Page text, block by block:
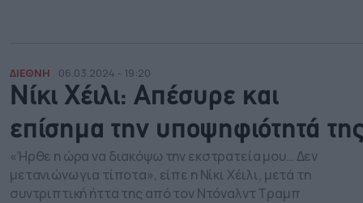
ΔΙΕΘΝΗ 06.03.2024 - 19:20
Νίκι Χέιλι: Απέσυρε και
επίσημα την υποψηφιότητά
«Ήρθε η ώρα να διακόψω την εκστρατεία μου… Δεν
μετανιώνω για τίποτα», είπε η Νίκι Χέιλι, μετά τη
συντριπτική ήττα της από τον Ντόναλντ Τραμπ